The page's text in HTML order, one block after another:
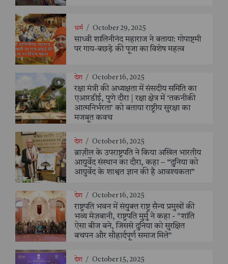
धर्म / October 29, 2025
साध्वी शालिनीनंद महाराज ने बताया: गोपाष्टमी
पर गाय-बछड़े की पूजा का विशेष महत्व
देश / October 16, 2025
रक्षा मंत्री की अध्यक्षता में संसदीय समिति का
एआरडीई, पुणे दौरा | रक्षा क्षेत्र में ‘तकनीकी
आत्मनिर्भरता’ को बताया राष्ट्रीय सुरक्षा का
मजबूत कवच
देश / October 16, 2025
ब्राज़ील के उपराष्ट्रपति ने किया अखिल भारतीय
आयुर्वेद संस्थान का दौरा, कहा – “दुनिया को
आयुर्वेद के शाश्वत ज्ञान की है आवश्यकता”
देश / October 16, 2025
राष्ट्रपति भवन में संयुक्त राष्ट्र सैन्य प्रमुखों की
भव्य मेज़बानी, राष्ट्रपति मुर्मु ने कहा - "शांति
ऐसा बीज बने, जिससे दुनिया को सुरक्षित
बचपन और सौहार्दपूर्ण समाज मिले"
देश / October 15, 2025